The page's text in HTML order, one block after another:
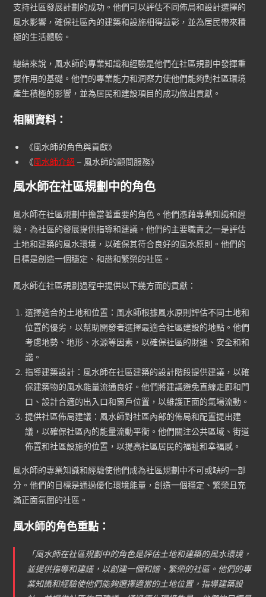
支持社區發展計劃的成功。他們可以評估不同佈局和設計選擇的
風水影響，確保社區內的建築和設施相得益彰，並為居民帶來積
極的生活體驗。
總結來說，風水師的專業知識和經驗是他們在社區規劃中發揮重
要作用的基礎。他們的專業能力和洞察力使他們能夠對社區環境
產生積極的影響，並為居民和建設項目的成功做出貢獻。
相關資料：
《風水師的角色與貢獻》
《風水師介紹 – 風水師的顧問服務》
風水師在社區規劃中的角色
風水師在社區規劃中擔當著重要的角色。他們憑藉專業知識和經
驗，為社區的發展提供指導和建議。他們的主要職責之一是評估
土地和建築的風水環境，以確保其符合良好的風水原則。他們的
目標是創造一個穩定、和諧和繁榮的社區。
風水師在社區規劃過程中提供以下幾方面的貢獻：
選擇適合的土地和位置：風水師根據風水原則評估不同土地和
位置的優劣，以幫助開發者選擇最適合社區建設的地點。他們
考慮地勢、地形、水源等因素，以確保社區的財運、安全和和
諧。
指導建築設計：風水師在社區建築的設計階段提供建議，以確
保建築物的風水能量流通良好。他們將建議避免直線走廊和門
口、設計合適的出入口和窗戶位置，以維護正面的氣場流動。
提供社區佈局建議：風水師對社區內部的佈局和配置提出建
議，以確保社區內的能量流動平衡。他們關注公共區域、街道
佈置和社區設施的位置，以提高社區居民的福祉和幸福感。
風水師的專業知識和經驗使他們成為社區規劃中不可或缺的一部
分。他們的目標是通過優化環境能量，創造一個穩定、繁榮且充
滿正面氛圍的社區。
風水師的角色重點：
「風水師在社區規劃中的角色是評估土地和建築的風水環境，
並提供指導和建議，以創建一個和諧、繁榮的社區。他們的專
業知識和經驗使他們能夠選擇適當的土地位置，指導建築設